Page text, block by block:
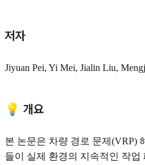
저자
Jiyuan Pei, Yi Mei, Jialin Liu,
💡 개요
본 논문은 차량 경로 문제(VRP)
들이 실제 환경의 지속적인 작업